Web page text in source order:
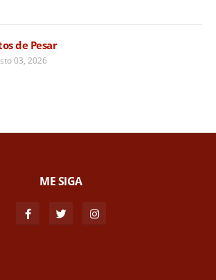
de Pesar
03, 2026
ME SIGA